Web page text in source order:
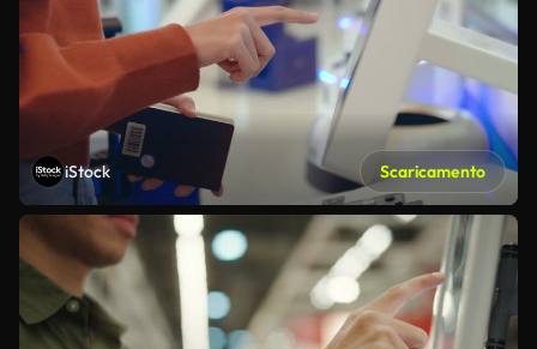
iStock Scaricamento